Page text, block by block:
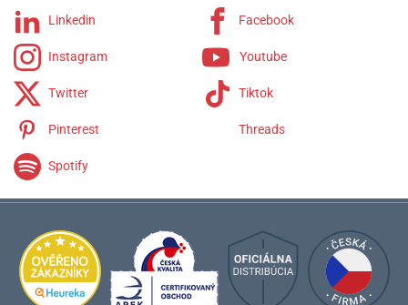
Linkedin Facebook
Instagram Youtube
Twitter Tiktok
Pinterest Threads
Spotify